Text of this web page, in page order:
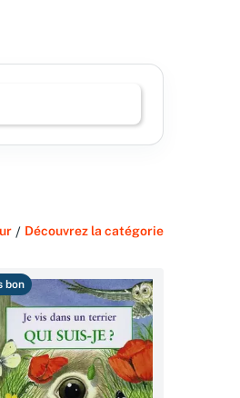
/ Découvrez la catégorie
bon